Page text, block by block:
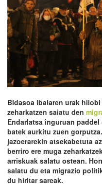
Bidasoa ibaiaren urak
zeharkatzen saiatu den
Endarlatsa inguruan
batek aurkitu zuen
jazoerarekin atsekabetuta
berriro ere muga
arriskuak salatu ostean.
salatu du eta migrazio
du hiritar sareak.